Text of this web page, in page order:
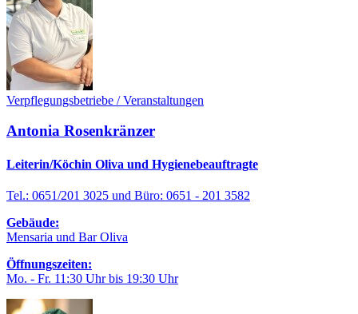
Verpflegungsbetriebe / Veranstaltungen
Antonia Rosenkränzer
Leiterin/Köchin Oliva und Hygienebeauftragte
Tel.: 0651/201 3025 und Büro: 0651 - 201 3582
Gebäude:
Mensaria und Bar Oliva
Öffnungszeiten:
Mo. - Fr. 11:30 Uhr bis 19:30 Uhr